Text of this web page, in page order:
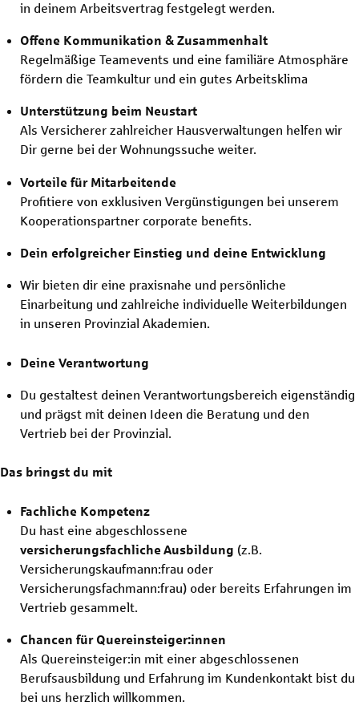
in deinem Arbeitsvertrag festgelegt werden.
Offene Kommunikation & Zusammenhalt
Regelmäßige Teamevents und eine familiäre Atmosphäre
fördern die Teamkultur und ein gutes Arbeitsklima
Unterstützung beim Neustart
Als Versicherer zahlreicher Hausverwaltungen helfen wir
Dir gerne bei der Wohnungssuche weiter.
Vorteile für Mitarbeitende
Profitiere von exklusiven Vergünstigungen bei unserem
Kooperationspartner corporate benefits.
Dein erfolgreicher Einstieg und deine Entwicklung
Wir bieten dir eine praxisnahe und persönliche
Einarbeitung und zahlreiche individuelle Weiterbildungen
in unseren Provinzial Akademien.
Deine Verantwortung
Du gestaltest deinen Verantwortungsbereich eigenständig
und prägst mit deinen Ideen die Beratung und den
Vertrieb bei der Provinzial.
Das bringst du mit
Fachliche Kompetenz
Du hast eine abgeschlossene
versicherungsfachliche Ausbildung (z.B.
Versicherungskaufmann:frau oder
Versicherungsfachmann:frau) oder bereits Erfahrungen im
Vertrieb gesammelt.
Chancen für Quereinsteiger:innen
Als Quereinsteiger:in mit einer abgeschlossenen
Berufsausbildung und Erfahrung im Kundenkontakt bist du
bei uns herzlich willkommen.